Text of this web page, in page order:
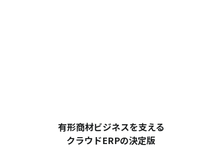
有形商材ビジネスを支える
クラウドERPの決定版